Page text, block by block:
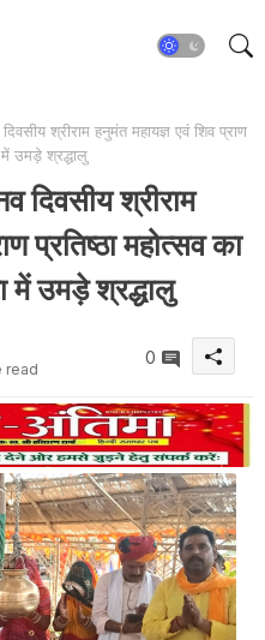
श्रीराम हनुमंत महायज्ञ एवं शिव प्राण
उमड़े श्रद्धालु
दिवसीय श्रीराम
प्रतिष्ठा महोत्सव का
उमड़े श्रद्धालु
read
0